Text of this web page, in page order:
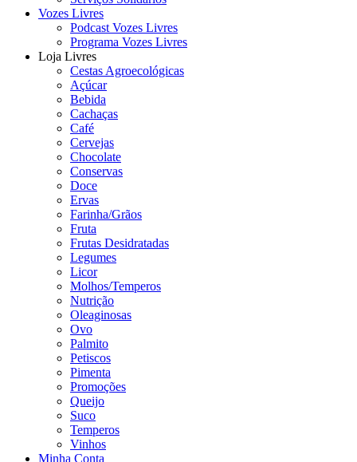
Vozes Livres
Podcast Vozes Livres
Programa Vozes Livres
Loja Livres
Cestas Agroecológicas
Açúcar
Bebida
Cachaças
Café
Cervejas
Chocolate
Conservas
Doce
Ervas
Farinha/Grãos
Fruta
Frutas Desidratadas
Legumes
Licor
Molhos/Temperos
Nutrição
Oleaginosas
Ovo
Palmito
Petiscos
Pimenta
Promoções
Queijo
Suco
Temperos
Vinhos
Minha Conta